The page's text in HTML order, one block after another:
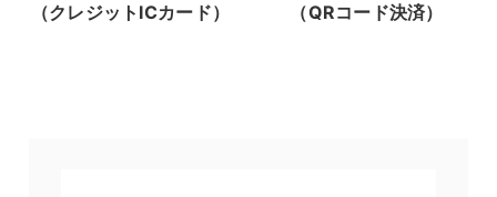
（クレジットICカード）
（QRコード決済）